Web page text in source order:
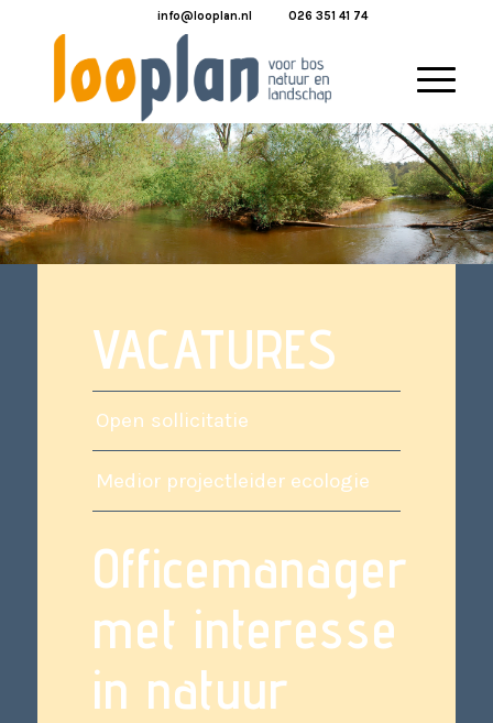
info@looplan.nl 026 351 41 74
VACATURES
Open sollicitatie
Medior projectleider ecologie
Officemanager
met interesse
in natuur